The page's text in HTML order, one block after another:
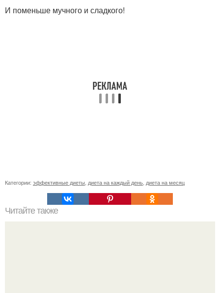
И поменьше мучного и сладкого!
Категории: эффективные диеты диета на каждый день диета на месяц
Читайте также